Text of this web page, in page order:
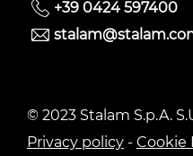
+39 0424 597400
© 2023 Stalam S.p.A.
Privacy policy - Cookie